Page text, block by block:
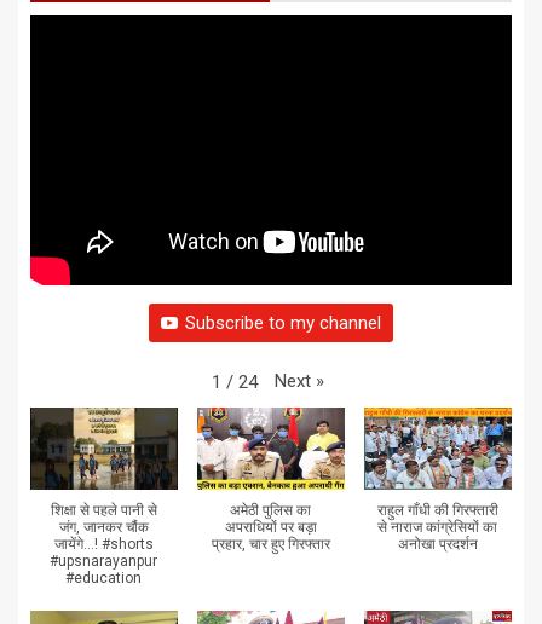
Subscribe to my channel
1 / 24 Next »
शिक्षा से पहले पानी से
जंग, जानकर चौंक
जायेंगे...! #shorts
#upsnarayanpur
#education
अमेठी पुलिस का
अपराधियों पर बड़ा
प्रहार, चार हुए गिरफ्तार
राहुल गाँधी की गिरफ्तारी
से नाराज कांग्रेसियों का
अनोखा प्रदर्शन